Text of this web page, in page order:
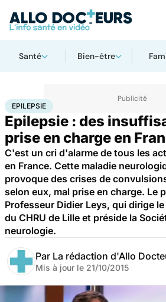
Santé Bien-être
AccueilSanté
EPILEPSIE
Epilepsie : des
prise en charge en
C'est un cri d'alarme de tous les
en France. Cette maladie
provoque des crises de
selon eux, mal prise en charge. Le
Professeur Didier Leys, qui dirige
du CHRU de Lille et préside la
neurologie.
Par La rédaction d'Allo
Mis à jour le 21/10/2015